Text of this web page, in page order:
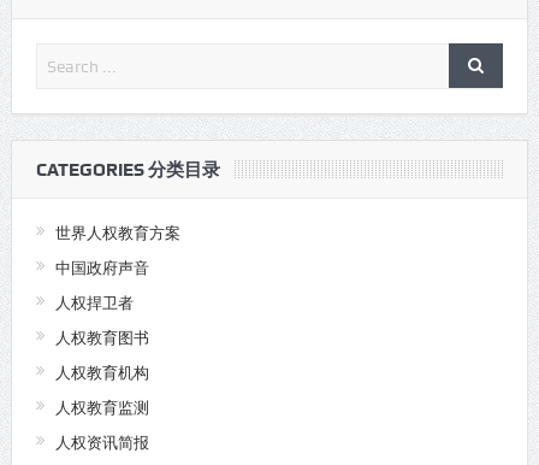
CATEGORIES 分类目录
世界人权教育方案
中国政府声音
人权捍卫者
人权教育图书
人权教育机构
人权教育监测
人权资讯简报